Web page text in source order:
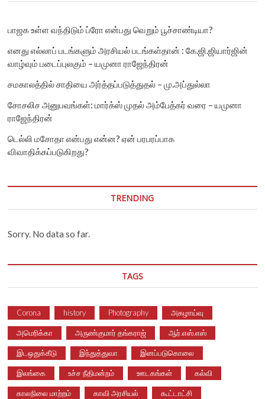
பாஜக உள்ள வந்திடும் ப்ரோ என்பது வெறும் பூச்சாண்டியா?
எனது எல்லாப் படங்களும் அரசியல் படங்கள்தான் : கே.ஜி.ஜியார்ஜின்
வாழ்வும் படைப்புலகும் – யமுனா ராஜேந்திரன்
சமகாலத்தில் சாதியை அர்த்தப்படுத்துதல் – மு.அப்துல்லா
சோசலிச அனுபவங்கள்: மார்க்ஸ் முதல் அம்பேத்கர் வரை – யமுனா
ராஜேந்திரன்
டெல்லி மசோதா என்பது என்ன? ஏன் பரபரப்பாக
விவாதிக்கப்படுகிறது?
TRENDING
Sorry. No data so far.
TAGS
Corona history Photography அகழாய்வு
அமெரிக்கா அருண்குமார் தங்கராஜ் ஆர்.எஸ்.எஸ்
இடஒதுக்கீடு இந்துத்துவா இனப்படுகொலை
இலங்கை உச்ச நீதிமன்றம் ஊடகங்கள் கல்வி
காலநிலை மாற்றம் காவி அரசியல் கூட்டாட்சி